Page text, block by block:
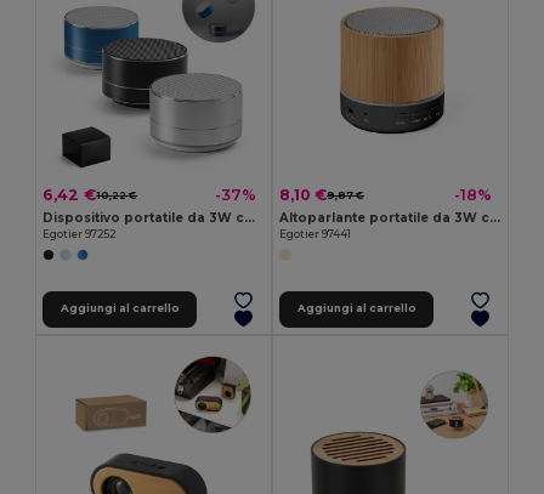
6,42 €10,22 € -37%
Dispositivo portatile da 3W con autonomia di 3h in alluminio riciclato (100% rAL) e ABS riciclato (100% rABS)
Egotier 97252
Aggiungi al carrello
8,10 €9,87 € -18%
Altoparlante portatile da 3W con autonomia di 4h30m in ABS riciclato (100% rABS)
Egotier 97441
Aggiungi al carrello